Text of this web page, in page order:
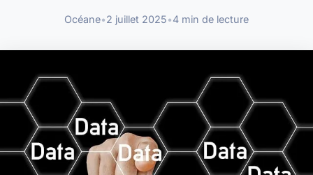
Océane•2 juillet 2025•4 min de lecture